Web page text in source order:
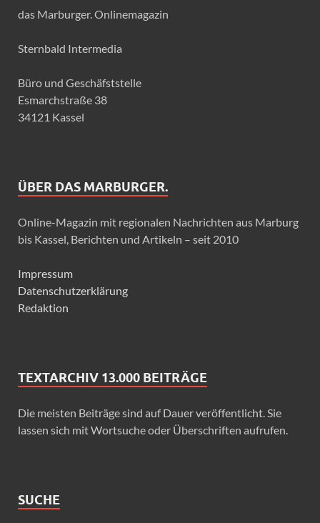
das Marburger. Onlinemagazin
Sternbald Intermedia
Büro und Geschäfststelle
Esmarchstraße 38
34121 Kassel
ÜBER DAS MARBURGER.
Online-Magazin mit regionalen Nachrichten aus Marburg
bis Kassel, Berichten und Artikeln – seit 2010
Impressum
Datenschutzerklärung
Redaktion
TEXTARCHIV 13.000 BEITRÄGE
Die meisten Beiträge sind auf Dauer veröffentlicht. Sie
lassen sich mit Wortsuche oder Überschriften aufrufen.
SUCHE